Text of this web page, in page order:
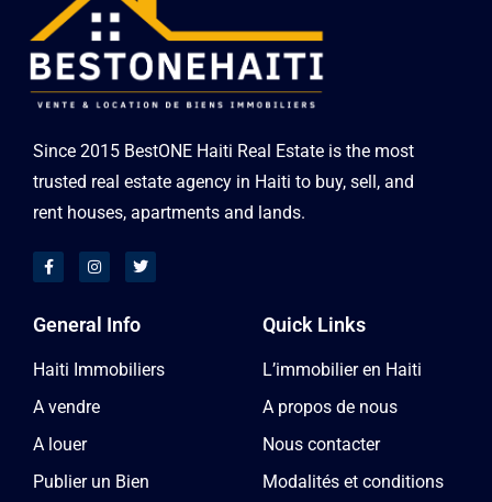
Since 2015 BestONE Haiti Real Estate is the most
trusted real estate agency in Haiti to buy, sell, and
rent houses, apartments and lands.
General Info
Haiti Immobiliers
A vendre
A louer
Publier un Bien
Quick Links
L’immobilier en Haiti
A propos de nous
Nous contacter
Modalités et conditions